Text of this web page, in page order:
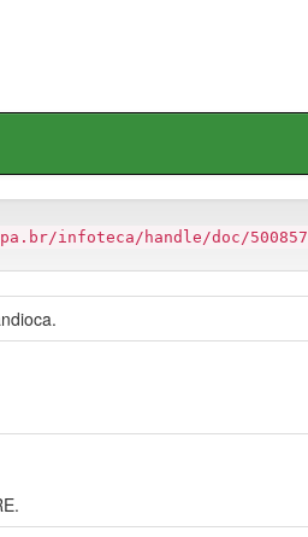
infoteca/handle/doc/500857